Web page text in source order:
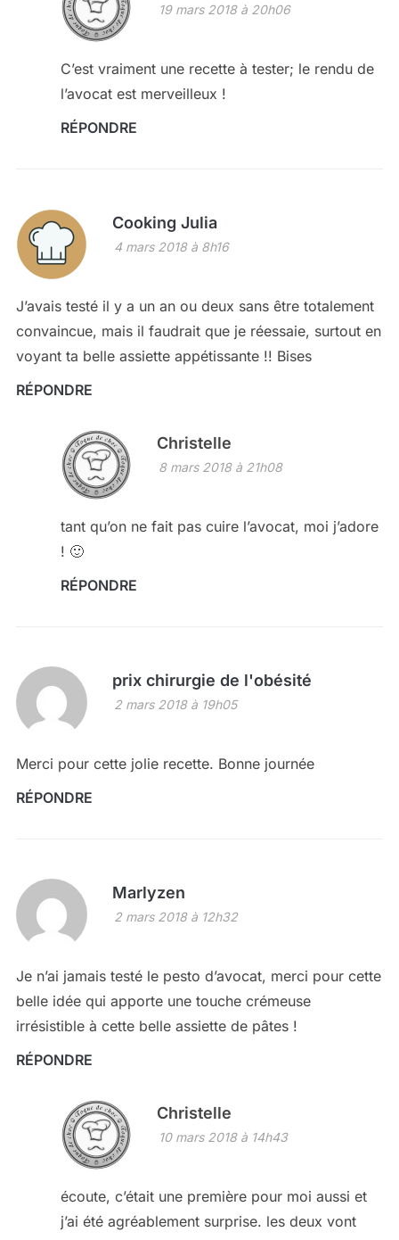
19 mars 2018 à 20h06
C’est vraiment une recette à tester; le rendu de
l’avocat est merveilleux !
RÉPONDRE
Cooking Julia
4 mars 2018 à 8h16
J’avais testé il y a un an ou deux sans être totalement
convaincue, mais il faudrait que je réessaie, surtout en
voyant ta belle assiette appétissante !! Bises
RÉPONDRE
Christelle
8 mars 2018 à 21h08
tant qu’on ne fait pas cuire l’avocat, moi j’adore
! 🙂
RÉPONDRE
prix chirurgie de l'obésité
2 mars 2018 à 19h05
Merci pour cette jolie recette. Bonne journée
RÉPONDRE
Marlyzen
2 mars 2018 à 12h32
Je n’ai jamais testé le pesto d’avocat, merci pour cette
belle idée qui apporte une touche crémeuse
irrésistible à cette belle assiette de pâtes !
RÉPONDRE
Christelle
10 mars 2018 à 14h43
écoute, c’était une première pour moi aussi et
j’ai été agréablement surprise. les deux vont